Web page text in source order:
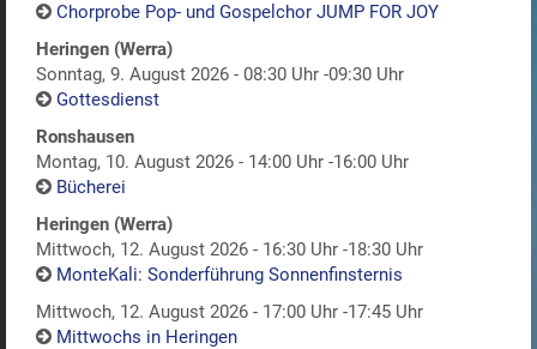
Chorprobe Pop- und Gospelchor JUMP FOR JOY
Heringen (Werra)
Sonntag, 9. August 2026 - 08:30 Uhr -09:30 Uhr
Gottesdienst
Ronshausen
Montag, 10. August 2026 - 14:00 Uhr -16:00 Uhr
Bücherei
Heringen (Werra)
Mittwoch, 12. August 2026 - 16:30 Uhr -18:30 Uhr
MonteKali: Sonderführung Sonnenfinsternis
Mittwoch, 12. August 2026 - 17:00 Uhr -17:45 Uhr
Mittwochs in Heringen